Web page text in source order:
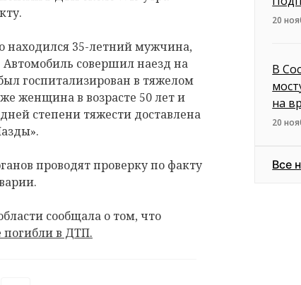
находился 35-летний мужчина,
совершил наезд на
госпитализирован в тяжелом
женщина в возрасте 50 лет и
степени тяжести доставлена
проводят проверку по факту
сообщала о том, что
погибли в ДТП.
20
В
на
20
Все